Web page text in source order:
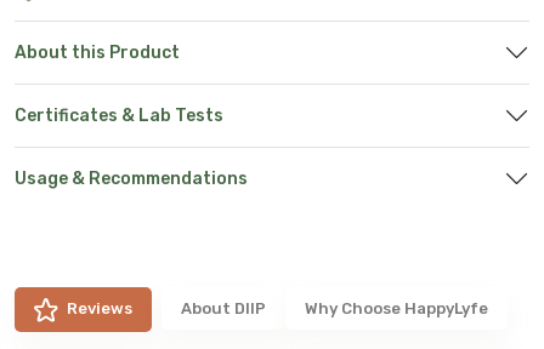
About this Product
Certificates & Lab Tests
Usage & Recommendations
Reviews About DIIP Why Choose HappyLyfe